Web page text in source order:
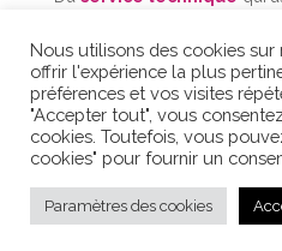
et des réparations diverses
l’établissement.
Desservices
EHPAD et SMR, économat,
informatique, secrétariat de
Nous utilisons des cookies
offrir l'expérience la plus
préférences et vos visites
"Accepter tout", vous
cookies. Toutefois, vous
cookies" pour fournir un
Paramètres des cookies